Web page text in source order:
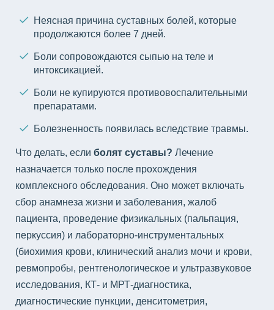
Неясная причина суставных болей, которые
продолжаются более 7 дней.
Боли сопровождаются сыпью на теле и
интоксикацией.
Боли не купируются противовоспалительными
препаратами.
Болезненность появилась вследствие травмы.
Что делать, если болят суставы? Лечение
назначается только после прохождения
комплексного обследования. Оно может включать
сбор анамнеза жизни и заболевания, жалоб
пациента, проведение физикальных (пальпация,
перкуссия) и лабораторно-инструментальных
(биохимия крови, клинический анализ мочи и крови,
ревмопробы, рентгенологическое и ультразвуковое
исследования, КТ- и МРТ-диагностика,
диагностические пункции, денситометрия,